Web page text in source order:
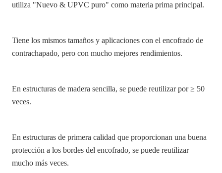
utiliza "Nuevo & UPVC puro" como materia prima principal.
Tiene los mismos tamaños y aplicaciones con el encofrado de
contrachapado, pero con mucho mejores rendimientos.
En estructuras de madera sencilla, se puede reutilizar por ≥ 50
veces.
En estructuras de primera calidad que proporcionan una buena
protección a los bordes del encofrado, se puede reutilizar
mucho más veces.